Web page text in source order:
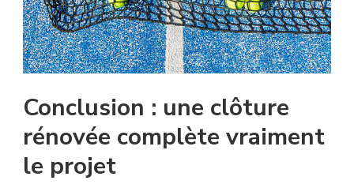
Conclusion : une clôture
rénovée complète vraiment
le projet